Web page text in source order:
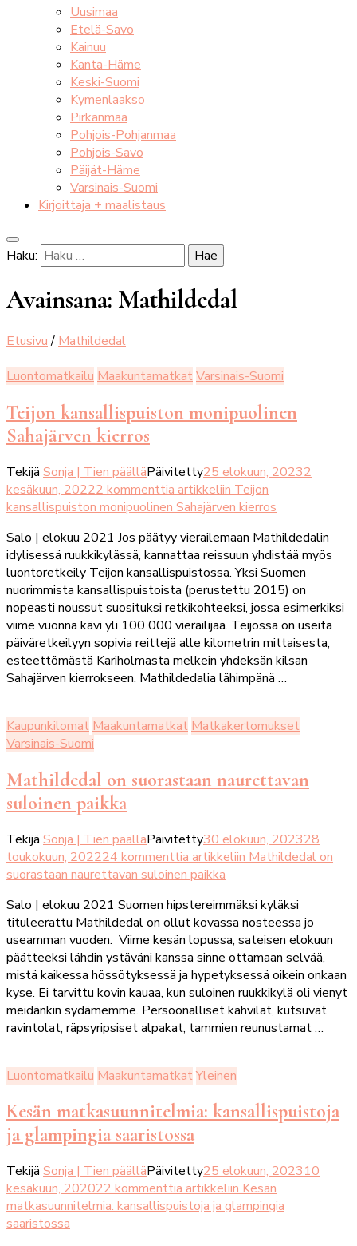
Uusimaa
Etelä-Savo
Kainuu
Kanta-Häme
Keski-Suomi
Kymenlaakso
Pirkanmaa
Pohjois-Pohjanmaa
Pohjois-Savo
Päijät-Häme
Varsinais-Suomi
Kirjoittaja + maalistaus
Haku:
Avainsana: Mathildedal
Etusivu / Mathildedal
Luontomatkailu Maakuntamatkat Varsinais-Suomi
Teijon kansallispuiston monipuolinen
Sahajärven kierros
Tekijä Sonja | Tien päälläPäivitetty25 elokuun, 20232
kesäkuun, 20222 kommenttia artikkeliin Teijon
kansallispuiston monipuolinen Sahajärven kierros
Salo | elokuu 2021 Jos päätyy vierailemaan Mathildedalin
idylisessä ruukkikylässä, kannattaa reissuun yhdistää myös
luontoretkeily Teijon kansallispuistossa. Yksi Suomen
nuorimmista kansallispuistoista (perustettu 2015) on
nopeasti noussut suosituksi retkikohteeksi, jossa esimerkiksi
viime vuonna kävi yli 100 000 vierailijaa. Teijossa on useita
päiväretkeilyyn sopivia reittejä alle kilometrin mittaisesta,
esteettömästä Kariholmasta melkein yhdeksän kilsan
Sahajärven kierrokseen. Mathildedalia lähimpänä …
Kaupunkilomat Maakuntamatkat Matkakertomukset
Varsinais-Suomi
Mathildedal on suorastaan naurettavan
suloinen paikka
Tekijä Sonja | Tien päälläPäivitetty30 elokuun, 202328
toukokuun, 202224 kommenttia artikkeliin Mathildedal on
suorastaan naurettavan suloinen paikka
Salo | elokuu 2021 Suomen hipstereimmäksi kyläksi
tituleerattu Mathildedal on ollut kovassa nosteessa jo
useamman vuoden. Viime kesän lopussa, sateisen elokuun
päätteeksi lähdin ystäväni kanssa sinne ottamaan selvää,
mistä kaikessa hössötyksessä ja hypetyksessä oikein onkaan
kyse. Ei tarvittu kovin kauaa, kun suloinen ruukkikylä oli vienyt
meidänkin sydämemme. Persoonalliset kahvilat, kutsuvat
ravintolat, räpsyripsiset alpakat, tammien reunustamat …
Luontomatkailu Maakuntamatkat Yleinen
Kesän matkasuunnitelmia: kansallispuistoja
ja glampingia saaristossa
Tekijä Sonja | Tien päälläPäivitetty25 elokuun, 202310
kesäkuun, 202022 kommenttia artikkeliin Kesän
matkasuunnitelmia: kansallispuistoja ja glampingia
saaristossa